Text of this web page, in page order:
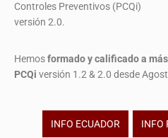
Controles Preventivos (PCQi)
versión 2.0.
Hemosformado y calificado a
PCQi versión 1.2 & 2.0 desde
INFO ECUADOR INFO